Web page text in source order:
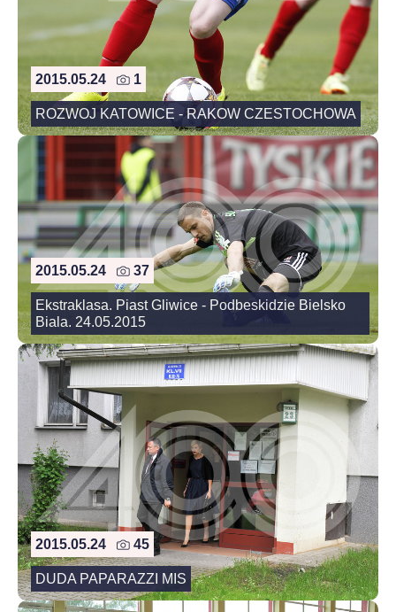
2015.05.24 1
ROZWOJ KATOWICE - RAKOW CZESTOCHOWA
2015.05.24 37
Ekstraklasa. Piast Gliwice - Podbeskidzie Bielsko
Biala. 24.05.2015
2015.05.24 45
DUDA PAPARAZZI MIS